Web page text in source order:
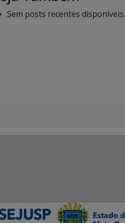
Sem posts recentes disponíveis.